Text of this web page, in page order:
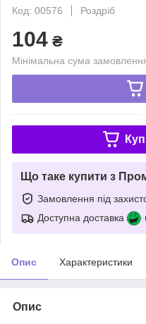
Код: 00576
Роздріб
104 ₴
Мінімальна сума
Що таке купити з
Замовлення під
Доступна доставка
Опис Характеристики
Опис